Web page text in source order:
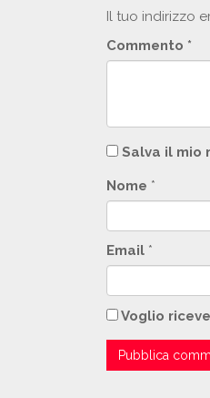
Il tuo indirizzo
Commento *
Salva il mio
Nome *
Email *
Voglio